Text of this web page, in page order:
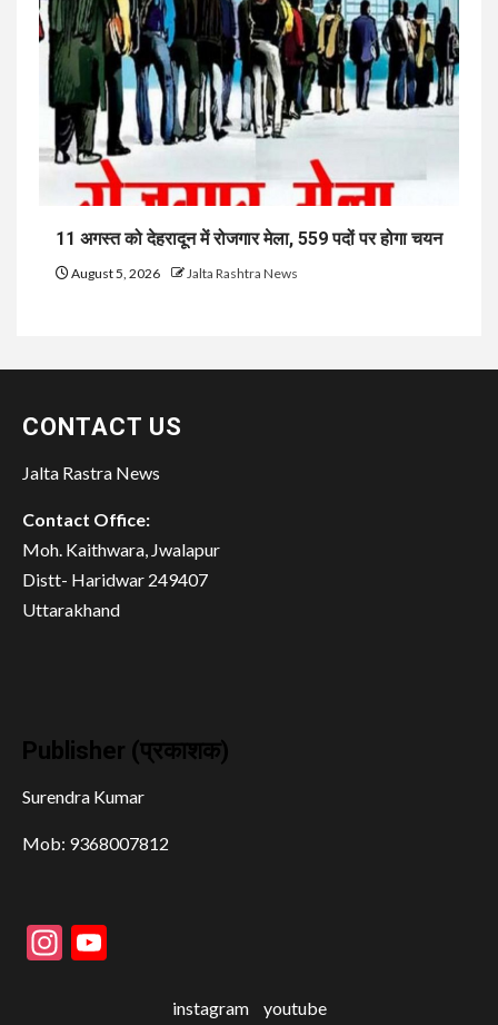
11 अगस्त को देहरादून में रोजगार मेला, 559 पदों पर होगा चयन
August 5, 2026 Jalta Rashtra News
CONTACT US
Jalta Rastra News
Contact Office:
Moh. Kaithwara, Jwalapur
Distt- Haridwar 249407
Uttarakhand
Publisher (प्रकाशक)
Surendra Kumar
Mob: 9368007812
Instagram
instagram youtube